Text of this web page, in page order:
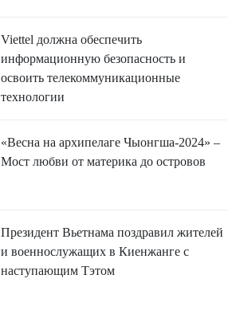
Viettel должна обеспечить
информационную безопасность и
освоить телекоммуникационные
технологии
«Весна на архипелаге Чыонгша-2024» –
Мост любви от материка до островов
Президент Вьетнама поздравил жителей
и военнослужащих в Киенжанге с
наступающим Тэтом